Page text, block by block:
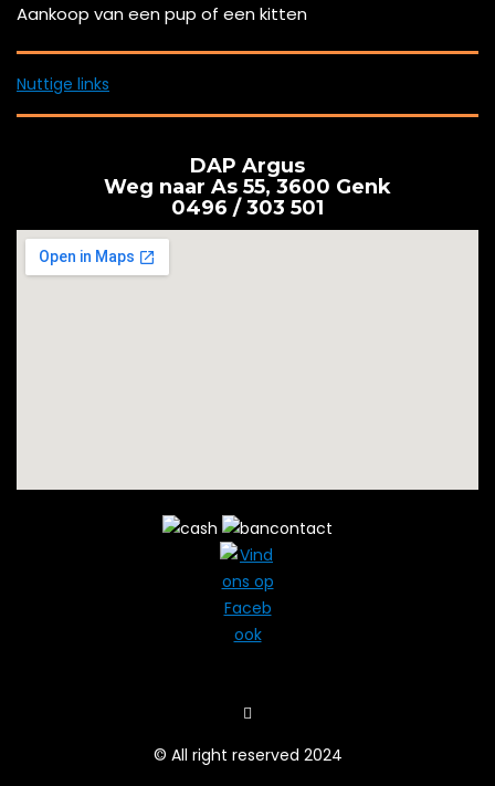
Aankoop van een pup of een kitten
Nuttige links
DAP Argus
Weg naar As 55, 3600 Genk
0496 / 303 501
© All right reserved 2024